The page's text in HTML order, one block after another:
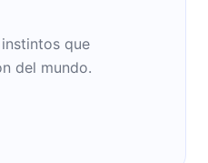
que
del mundo.